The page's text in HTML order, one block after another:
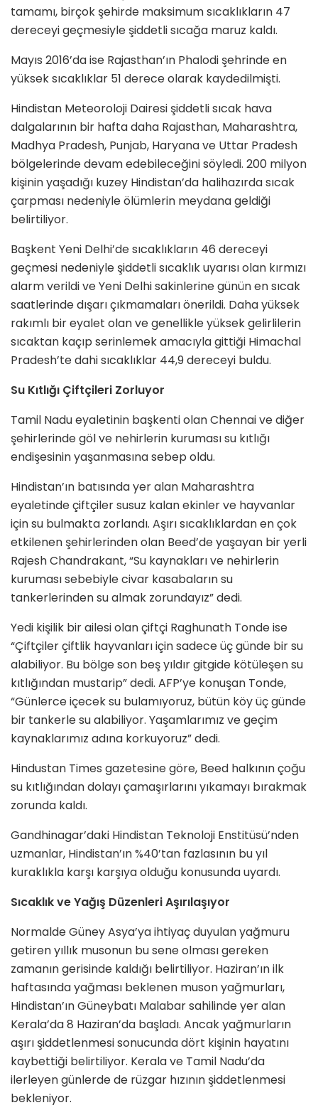
tamamı, birçok şehirde maksimum sıcaklıkların 47
dereceyi geçmesiyle şiddetli sıcağa maruz kaldı.
Mayıs 2016’da ise Rajasthan’ın Phalodi şehrinde en
yüksek sıcaklıklar 51 derece olarak kaydedilmişti.
Hindistan Meteoroloji Dairesi şiddetli sıcak hava
dalgalarının bir hafta daha Rajasthan, Maharashtra,
Madhya Pradesh, Punjab, Haryana ve Uttar Pradesh
bölgelerinde devam edebileceğini söyledi. 200 milyon
kişinin yaşadığı kuzey Hindistan’da halihazırda sıcak
çarpması nedeniyle ölümlerin meydana geldiği
belirtiliyor.
Başkent Yeni Delhi’de sıcaklıkların 46 dereceyi
geçmesi nedeniyle şiddetli sıcaklık uyarısı olan kırmızı
alarm verildi ve Yeni Delhi sakinlerine günün en sıcak
saatlerinde dışarı çıkmamaları önerildi. Daha yüksek
rakımlı bir eyalet olan ve genellikle yüksek gelirlilerin
sıcaktan kaçıp serinlemek amacıyla gittiği Himachal
Pradesh’te dahi sıcaklıklar 44,9 dereceyi buldu.
Su Kıtlığı Çiftçileri Zorluyor
Tamil Nadu eyaletinin başkenti olan Chennai ve diğer
şehirlerinde göl ve nehirlerin kuruması su kıtlığı
endişesinin yaşanmasına sebep oldu.
Hindistan’ın batısında yer alan Maharashtra
eyaletinde çiftçiler susuz kalan ekinler ve hayvanlar
için su bulmakta zorlandı. Aşırı sıcaklıklardan en çok
etkilenen şehirlerinden olan Beed’de yaşayan bir yerli
Rajesh Chandrakant, “Su kaynakları ve nehirlerin
kuruması sebebiyle civar kasabaların su
tankerlerinden su almak zorundayız” dedi.
Yedi kişilik bir ailesi olan çiftçi Raghunath Tonde ise
“Çiftçiler çiftlik hayvanları için sadece üç günde bir su
alabiliyor. Bu bölge son beş yıldır gitgide kötüleşen su
kıtlığından mustarip” dedi. AFP’ye konuşan Tonde,
“Günlerce içecek su bulamıyoruz, bütün köy üç günde
bir tankerle su alabiliyor. Yaşamlarımız ve geçim
kaynaklarımız adına korkuyoruz” dedi.
Hindustan Times gazetesine göre, Beed halkının çoğu
su kıtlığından dolayı çamaşırlarını yıkamayı bırakmak
zorunda kaldı.
Gandhinagar’daki Hindistan Teknoloji Enstitüsü’nden
uzmanlar, Hindistan’ın %40’tan fazlasının bu yıl
kuraklıkla karşı karşıya olduğu konusunda uyardı.
Sıcaklık ve Yağış Düzenleri Aşırılaşıyor
Normalde Güney Asya’ya ihtiyaç duyulan yağmuru
getiren yıllık musonun bu sene olması gereken
zamanın gerisinde kaldığı belirtiliyor. Haziran’ın ilk
haftasında yağması beklenen muson yağmurları,
Hindistan’ın Güneybatı Malabar sahilinde yer alan
Kerala’da 8 Haziran’da başladı. Ancak yağmurların
aşırı şiddetlenmesi sonucunda dört kişinin hayatını
kaybettiği belirtiliyor. Kerala ve Tamil Nadu’da
ilerleyen günlerde de rüzgar hızının şiddetlenmesi
bekleniyor.